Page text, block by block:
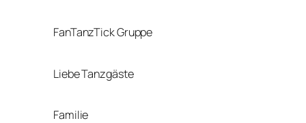
FanTanzTick Gruppe
Liebe Tanzgäste
Familie